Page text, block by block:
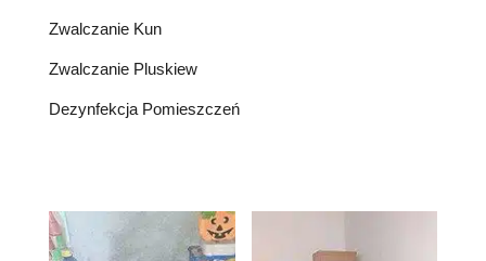
Zwalczanie Kun
Zwalczanie Pluskiew
Dezynfekcja Pomieszczeń